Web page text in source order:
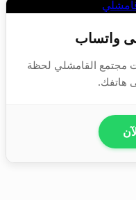
واتساب
مجتمع القامشلي لحظة
هاتفك.